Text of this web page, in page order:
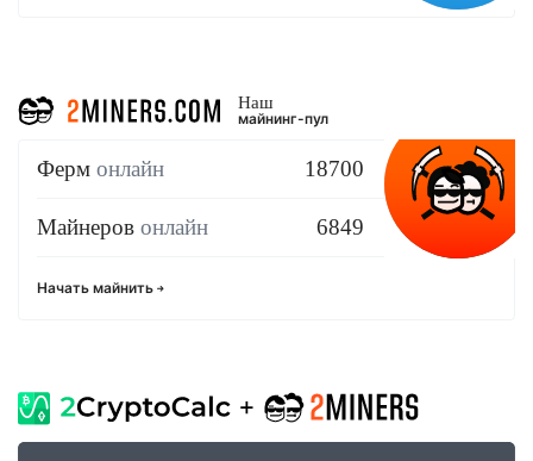
Наш
майнинг-пул
Ферм онлайн 18700
Майнеров онлайн 6849
Начать майнить